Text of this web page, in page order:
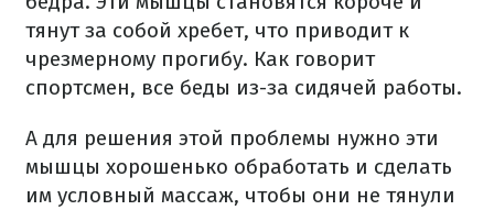
тянут за собой хребет, что приводит к
чрезмерному прогибу. Как говорит
спортсмен, все беды из-за сидячей работы.
А для решения этой проблемы нужно эти
мышцы хорошенько обработать и сделать
им условный массаж, чтобы они не тянули